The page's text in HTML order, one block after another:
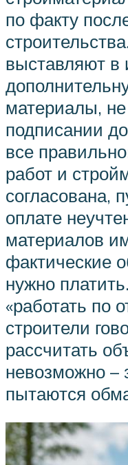
по факту
выставляют в
материалы,
подписании
все
работ и
согласована,
оплате
материалов
фактические
нужно
«работать по
строители
рассчитать
невозможно –
пытаются